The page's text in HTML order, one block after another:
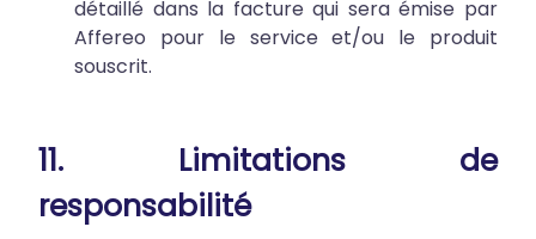
détaillé dans la facture qui sera émise par
Affereo pour le service et/ou le produit
souscrit.
11. Limitations de
responsabilité